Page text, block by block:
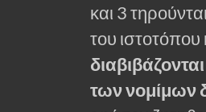
και 3
του ιστοτόπου
των νομίμων